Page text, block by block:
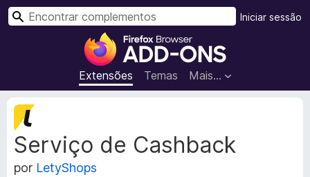
C
o
m
p
m
e
Extensões Temas Mais…
Iniciar sessão
P
Serviço de Cashback
por LetyShops
M
e
t
a
d